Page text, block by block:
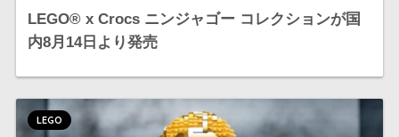
LEGO® x Crocs ニンジャゴー コレクションが国
内8月14日より発売
LEGO